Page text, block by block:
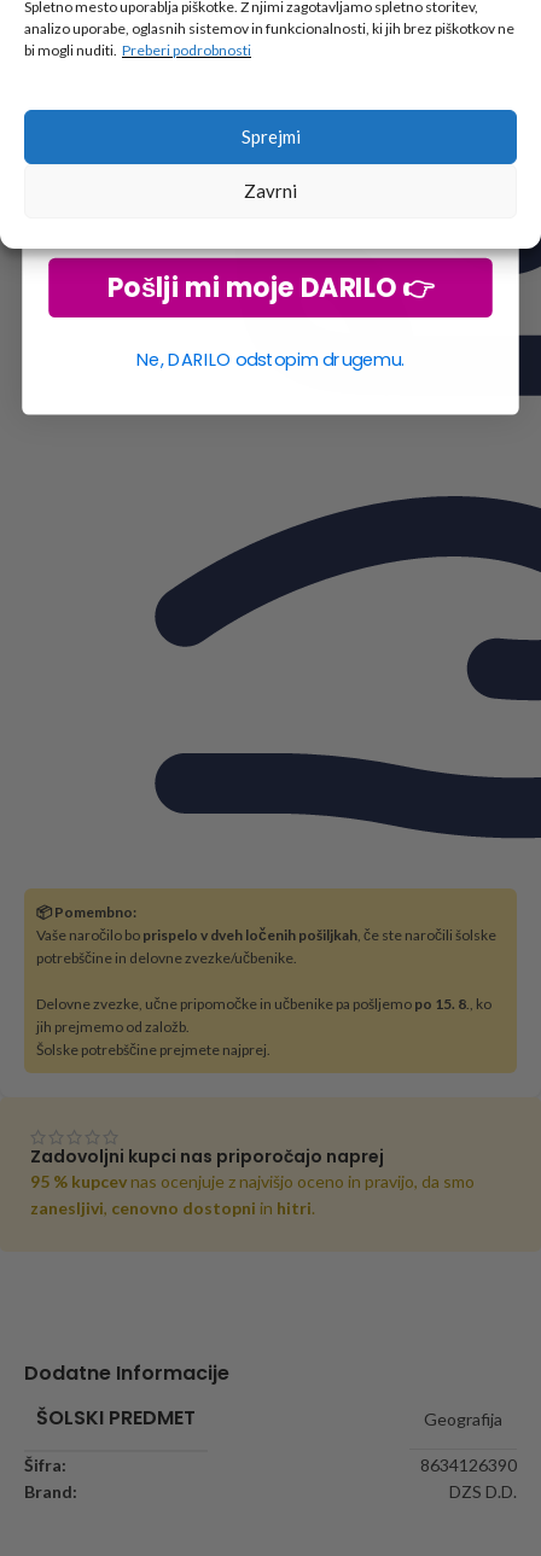
Spletno mesto uporablja piškotke. Z njimi zagotavljamo spletno storitev,
analizo uporabe, oglasnih sistemov in funkcionalnosti, ki jih brez piškotkov ne
bi mogli nuditi. Preberi podrobnosti
Sprejmi
Zavrni
📦 Pomembno:
Vaše naročilo bo prispelo v dveh ločenih pošiljkah , če ste naročili šolske
potrebščine in delovne zvezke/učbenike.
Delovne zvezke, učne pripomočke in učbenike pa pošljemo po 15. 8 ., ko
jih prejmemo od založb.
Šolske potrebščine prejmete najprej.
Zadovoljni kupci nas priporočajo naprej
95 % kupcev nas ocenjuje z najvišjo oceno in pravijo, da smo
zanesljivi, cenovno dostopni in hitri.
Dodatne Informacije
ŠOLSKI PREDMET
Geografija
Šifra:
8634126390
Brand:
DZS D.D.
🎁 DARILO
Vpiši podatke za prejem darila
Pošlji mi moje DARILO 👉
Ne, DARILO odstopim drugemu.